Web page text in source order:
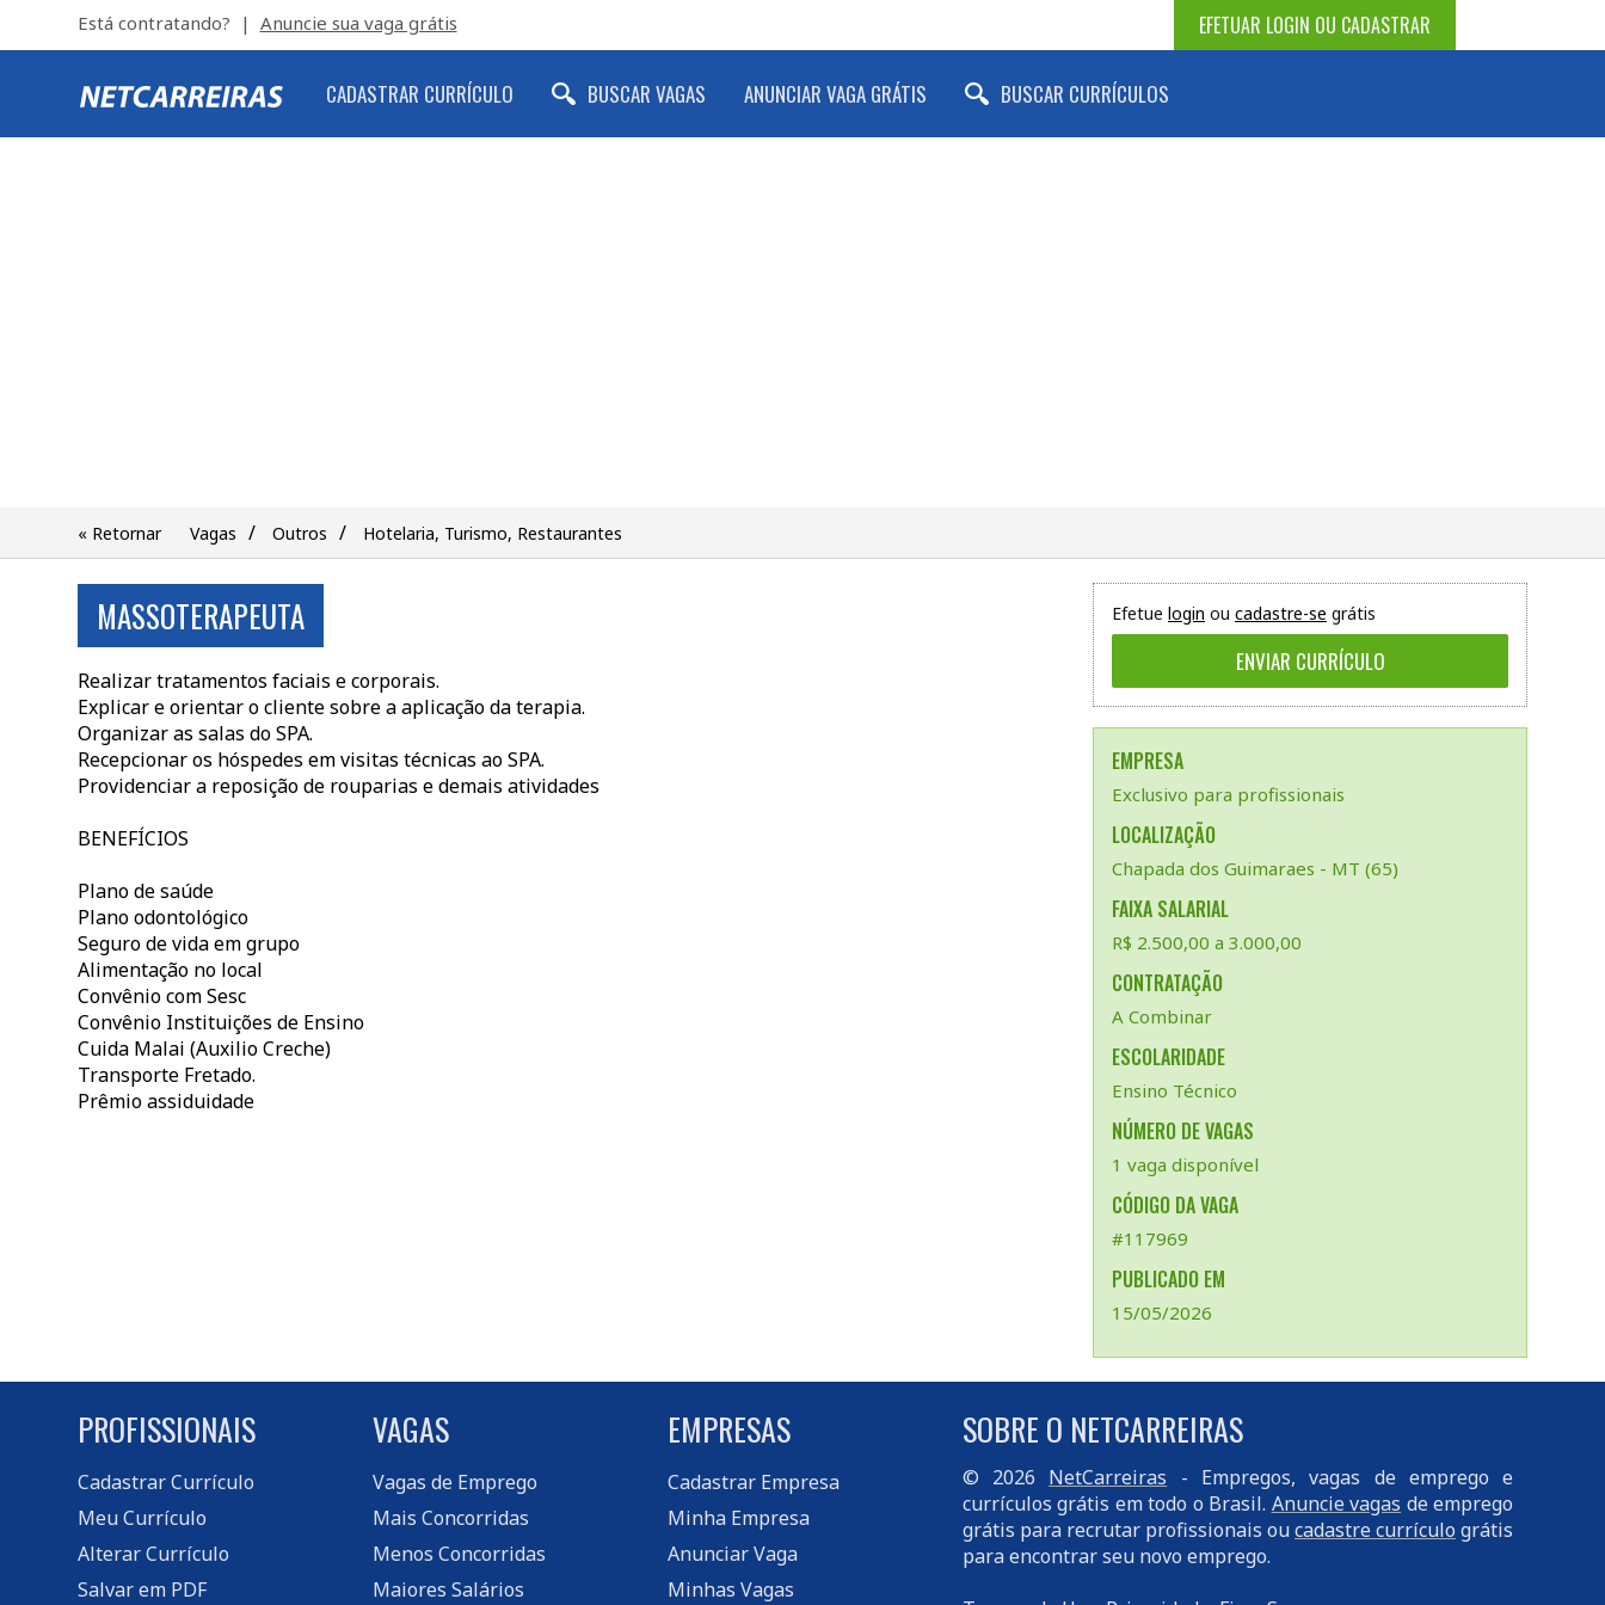
EFETUAR LOGIN OU CADASTRAR
Está contratando? | Anuncie sua vaga grátis
CADASTRAR CURRÍCULO BUSCAR VAGAS ANUNCIAR VAGA GRÁTIS BUSCAR CURRÍCULOS
« Retornar Vagas / Outros / Hotelaria, Turismo, Restaurantes
Efetue login ou cadastre-se grátis
EMPRESA
Exclusivo para profissionais
LOCALIZAÇÃO
Chapada dos Guimaraes - MT (65)
FAIXA SALARIAL
R$ 2.500,00 a 3.000,00
CONTRATAÇÃO
A Combinar
ESCOLARIDADE
Ensino Técnico
NÚMERO DE VAGAS
1 vaga disponível
CÓDIGO DA VAGA
#117969
PUBLICADO EM
15/05/2026
MASSOTERAPEUTA
Realizar tratamentos faciais e corporais.
Explicar e orientar o cliente sobre a aplicação da terapia.
Organizar as salas do SPA.
Recepcionar os hóspedes em visitas técnicas ao SPA.
Providenciar a reposição de rouparias e demais atividades
BENEFÍCIOS
Plano de saúde
Plano odontológico
Seguro de vida em grupo
Alimentação no local
Convênio com Sesc
Convênio Instituições de Ensino
Cuida Malai (Auxilio Creche)
Transporte Fretado.
Prêmio assiduidade
PROFISSIONAIS
Cadastrar Currículo
Meu Currículo
Alterar Currículo
Salvar em PDF
VAGAS
Vagas de Emprego
Mais Concorridas
Menos Concorridas
Maiores Salários
EMPRESAS
Cadastrar Empresa
Minha Empresa
Anunciar Vaga
Minhas Vagas
SOBRE O NETCARREIRAS
© 2026 NetCarreiras - Empregos, vagas de emprego e
currículos grátis em todo o Brasil. Anuncie vagas de emprego
grátis para recrutar profissionais oucadastre currículo grátis
para encontrar seu novo emprego.